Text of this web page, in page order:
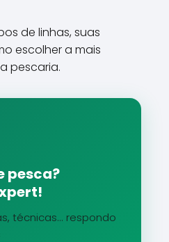
de linhas, suas
escolher a mais
pescaria.
pesca?
técnicas... respondo